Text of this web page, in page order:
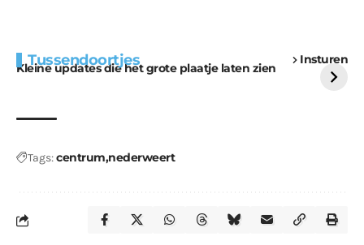
Tussendoortjes Insturen
Kleine updates die het grote plaatje laten zien
voor kabouters
uitdaging
Tags:centrum nederweert